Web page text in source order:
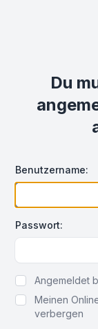
Du
Benutzername:
Passwort:
Angemeldet
Meinen
verbergen